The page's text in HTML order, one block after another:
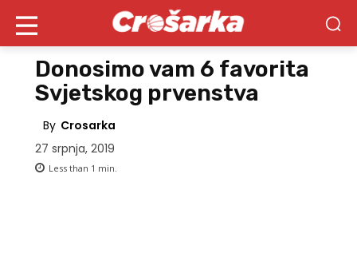
Donosimo vam 6 favorita
Svjetskog prvenstva
By Crosarka
27 srpnja, 2019
Less than 1 min.